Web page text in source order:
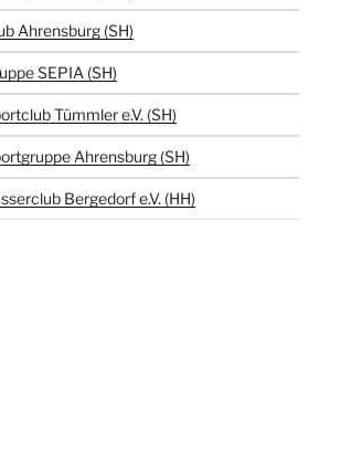
Ahrensburg (SH)
SEPIA (SH)
Tümmler e.V. (SH)
Ahrensburg (SH)
Bergedorf e.V. (HH)